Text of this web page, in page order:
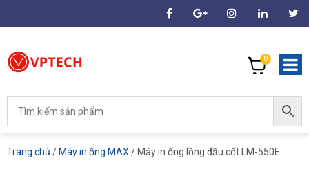
0
Trang chủ / Máy in ống MAX / Máy in ống lồng đầu cốt LM-550E